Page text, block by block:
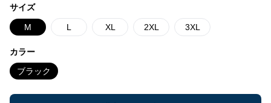
サイズ
M L XL 2XL 3XL
カラー
ブラック